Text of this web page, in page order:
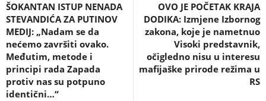
ŠOKANTAN ISTUP NENADA
STEVANDIĆA ZA PUTINOV
MEDIJ: „Nadam se da
nećemo završiti ovako.
Međutim, metode i
principi rada Zapada
protiv nas su potpuno
identični…“
OVO JE POČETAK KRAJA
DODIKA: Izmjene Izbornog
zakona, koje je nametnuo
Visoki predstavnik,
očigledno nisu u interesu
mafijaške prirode režima u
RS